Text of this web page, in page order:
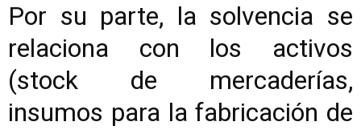
Por su parte, la solvencia se
relaciona con los activos
(stock de mercaderías,
insumos para la fabricación de